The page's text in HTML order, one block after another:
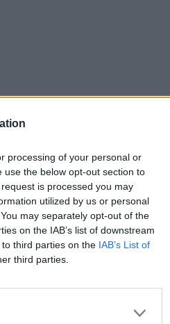
processing of your personal or
the below opt-out section to
is processed you may
utilized by us or personal
may separately opt-out of the
on the IAB’s list of downstream
third parties on the IAB’s List of
third parties.
υψηλότερο